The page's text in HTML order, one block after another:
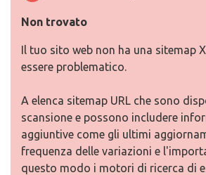
Non trovato
Il tuo sito web non ha una sitemap
essere problematico.
A elenca sitemap URL che sono
scansione e possono includere
aggiuntive come gli ultimi
frequenza delle variazioni e
questo modo i motori di ricerca di